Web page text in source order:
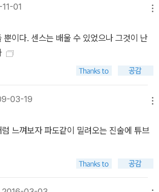
그러므로 ‘새로운 세계’는 ‘전혀 새롭지 않
대로 모
꿈을 아직 버리지 못한다 당신의 얼굴을 담
을 거쳐 내 심장에 가설된 집에는 당신이
의 카메라는 사람 여자의 몸에 공룡 머리를
무의 처소로 봄마다 아름답게 환생하지만
래먼지로 뒤바꾼다 한들 어떤 한계를 넘어서
한 것을 토하려는 듯 낮게 찰랑거리는 허공
영되는 내 마음의 돌연한 사건들이 지난한
하는 걸 막을 순 없다 봄이면 귀환하는 먼 미
01
뿐이다. 센스는 배울 수 있었으나 그것이 난
03-19
느껴보자 파도같이 밀려오는 진술에 튜브